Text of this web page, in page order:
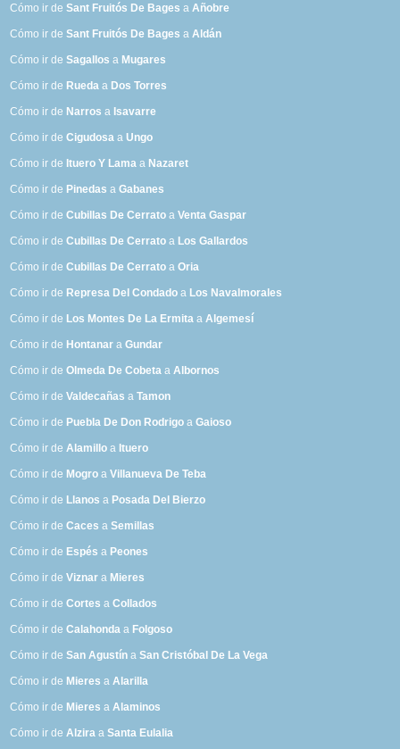
Cómo ir deSant Fruitós De Bages aAñobre
Cómo ir deSant Fruitós De Bages aAldán
Cómo ir deSagallos a Mugares
Cómo ir de Rueda a Dos Torres
Cómo ir de Narros a Isavarre
Cómo ir deCigudosa aUngo
Cómo ir de Ituero Y Lama a Nazaret
Cómo ir de Pinedas aGabanes
Cómo ir deCubillas De Cerrato aVenta Gaspar
Cómo ir deCubillas De Cerrato a Los Gallardos
Cómo ir deCubillas De Cerrato aOria
Cómo ir de Represa Del Condado a Los Navalmorales
Cómo ir de Los Montes De La Ermita aAlgemesí
Cómo ir de Hontanar aGundar
Cómo ir deOlmeda De Cobeta aAlbornos
Cómo ir deValdecañas aTamon
Cómo ir de Puebla De Don Rodrigo aGaioso
Cómo ir deAlamillo a Ituero
Cómo ir de Mogro aVillanueva De Teba
Cómo ir de Llanos a Posada Del Bierzo
Cómo ir deCaces aSemillas
Cómo ir de Espés a Peones
Cómo ir deViznar a Mieres
Cómo ir deCortes aCollados
Cómo ir deCalahonda a Folgoso
Cómo ir deSan Agustín aSan Cristóbal De La Vega
Cómo ir de Mieres aAlarilla
Cómo ir de Mieres aAlaminos
Cómo ir deAlzira aSanta Eulalia